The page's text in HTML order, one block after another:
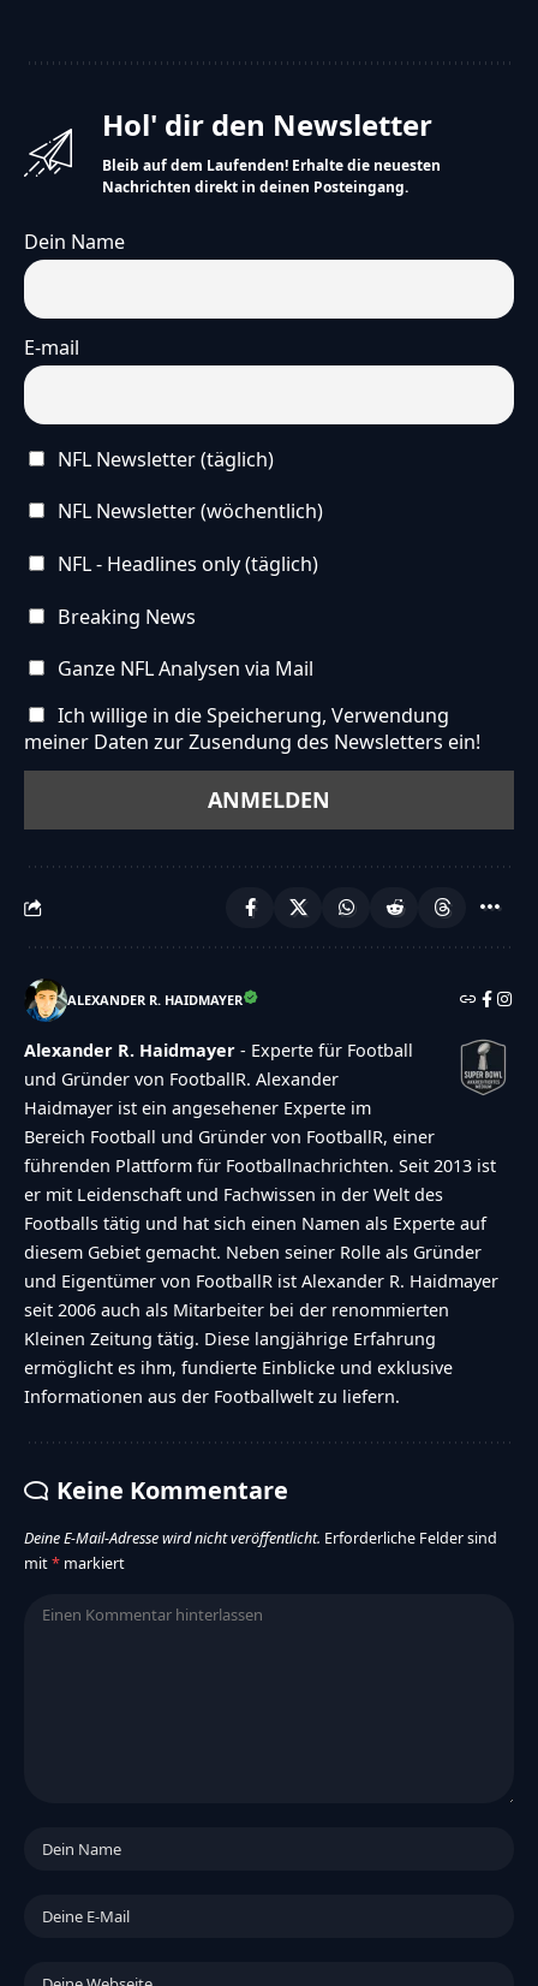
Hol' dir den Newsletter
Bleib auf dem Laufenden! Erhalte die neuesten
Nachrichten direkt in deinen Posteingang.
Dein Name
E-mail
NFL Newsletter (täglich)
NFL Newsletter (wöchentlich)
NFL - Headlines only (täglich)
Breaking News
Ganze NFL Analysen via Mail
Ich willige in die Speicherung, Verwendung
meiner Daten zur Zusendung des Newsletters ein!
ALEXANDER R. HAIDMAYER
Alexander R. Haidmayer - Experte für Football
und Gründer von FootballR. Alexander
Haidmayer ist ein angesehener Experte im
Bereich Football und Gründer von FootballR, einer
führenden Plattform für Footballnachrichten. Seit 2013 ist
er mit Leidenschaft und Fachwissen in der Welt des
Footballs tätig und hat sich einen Namen als Experte auf
diesem Gebiet gemacht. Neben seiner Rolle als Gründer
und Eigentümer von FootballR ist Alexander R. Haidmayer
seit 2006 auch als Mitarbeiter bei der renommierten
Kleinen Zeitung tätig. Diese langjährige Erfahrung
ermöglicht es ihm, fundierte Einblicke und exklusive
Informationen aus der Footballwelt zu liefern.
Keine Kommentare
Deine E-Mail-Adresse wird nicht veröffentlicht. Erforderliche Felder sind
mit* markiert